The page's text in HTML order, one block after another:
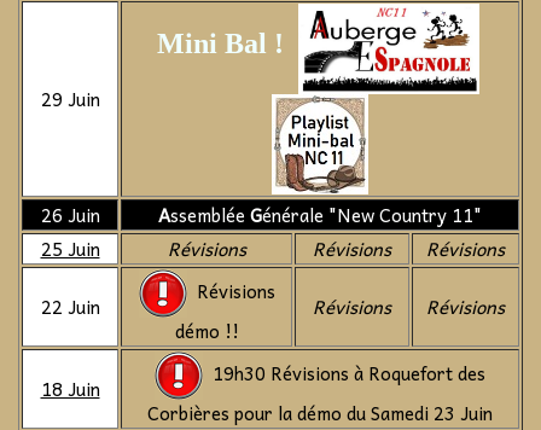
29 Juin
Mini Bal !
26 Juin Assemblée Générale "New Country 11"
25 Juin
Révisions Révisions
Révisions
22 Juin
Révisions
démo !!
Révisions Révisions
18 Juin
19h30 Révisions à Roquefort des
Corbières pour la démo du Samedi 23 Juin